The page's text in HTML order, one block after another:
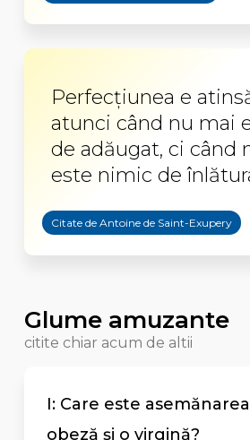
Perfecţiunea e
atunci când nu mai
de adăugat, ci când
este nimic de
Citate de Antoine de Saint-Exupery
Glume amuzante
citite chiar acum de altii
I: Care este
obeză și o virgină?